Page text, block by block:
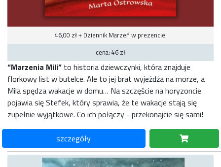
46,00 zł + Dziennik Marzeń w prezencie!
cena: 46 zł
“Marzenia Mili” to historia dziewczynki, która znajduje
florkowy list w butelce. Ale to jej brat wyjeżdża na morze, a
Mila spędza wakacje w domu… Na szczęście na horyzoncie
pojawia się Stefek, który sprawia, że te wakacje stają się
zupełnie wyjątkowe. Co ich połączy - przekonajcie się sami!
szczegóły